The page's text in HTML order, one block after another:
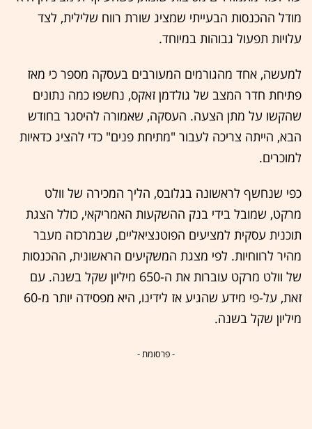
מודל ההכנסות הבעייתי שמציג שורת רווח שלילית, לצד
עלויות תפעול גבוהות במיוחד.
למעשה, אחד מהגורמים המעורבים בעסקה מספר כי מאז
פתיחת חדר המצב של גולדמן זאקס, נחשפו כמה נתונים
שהקשו על מתן הצעה. העסקה, שאמורה להיסגר בחודש
הבא, הייתה צריכה לעבור "מתיחת פנים" כדי להציג כדאיות
למוכרים.
כפי שנחשף לראשונה בגלובס, הליך המכירה של וולט
מרקט, שמובל בידי בנק ההשקעות האמריקאי, כולל הצגת
תוכנית עסקית למציעים הפוטנציאליים, שבמרכזה מעבר
מהיר לרווחיות. לפי מצגת המשקיעים הראשונית, ההכנסות
של וולט מרקט עוברות את ה-650 מיליון שקל בשנה. עם
זאת, על-פי מידע שהגיע אז לידינו, היא מפסידה יותר מ-60
מיליון שקל בשנה.
- פרסומת -